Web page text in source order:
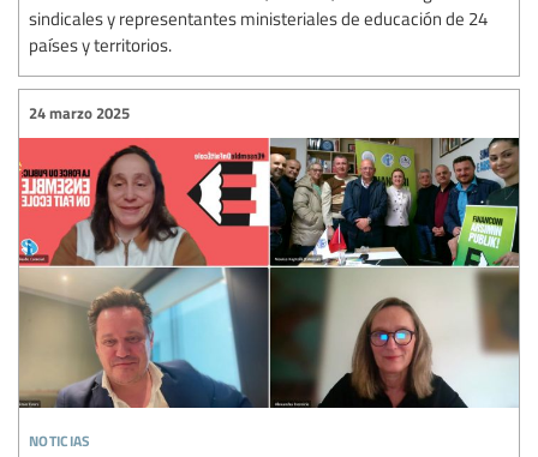
sindicales y representantes ministeriales de educación de 24
países y territorios.
noticias
24 marzo 2025